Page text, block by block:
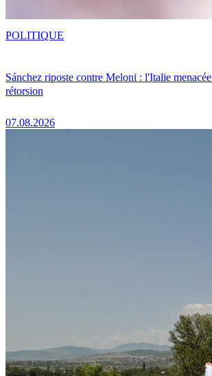
Sánchez riposte contre Meloni : l'Italie
rétorsion
07.08.2026
POLITIQUE